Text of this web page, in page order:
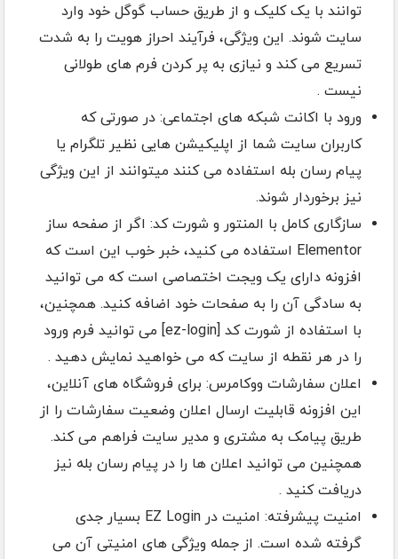
توانند با یک کلیک و از طریق حساب گوگل خود وارد
سایت شوند. این ویژگی، فرآیند احراز هویت را به شدت
تسریع می کند و نیازی به پر کردن فرم های طولانی
نیست .
ورود با اکانت شبکه های اجتماعی: در صورتی که
کاربران سایت شما از اپلیکیشن هایی نظیر تلگرام یا
پیام رسان بله استفاده می کنند میتوانند از این ویژگی
نیز برخوردار شوند.
سازگاری کامل با المنتور و شورت کد: اگر از صفحه ساز
Elementor استفاده می کنید، خبر خوب این است که
افزونه دارای یک ویجت اختصاصی است که می توانید
به سادگی آن را به صفحات خود اضافه کنید. همچنین،
با استفاده از شورت کد [ez-login] می توانید فرم ورود
را در هر نقطه از سایت که می خواهید نمایش دهید .
اعلان سفارشات ووکامرس: برای فروشگاه های آنلاین،
این افزونه قابلیت ارسال اعلان وضعیت سفارشات را از
طریق پیامک به مشتری و مدیر سایت فراهم می کند.
همچنین می توانید اعلان ها را در پیام رسان بله نیز
دریافت کنید .
امنیت پیشرفته: امنیت در EZ Login بسیار جدی
گرفته شده است. از جمله ویژگی های امنیتی آن می